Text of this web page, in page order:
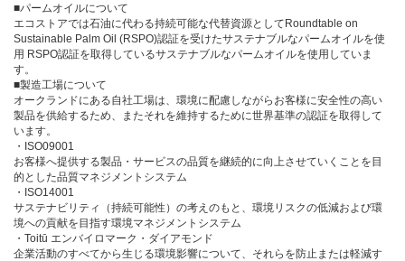
■パームオイルについて
エコストアでは石油に代わる持続可能な代替資源としてRoundtable on
Sustainable Palm Oil (RSPO)認証を受けたサステナブルなパームオイルを使
用 RSPO認証を取得しているサステナブルなパームオイルを使用していま
す。
■製造工場について
オークランドにある自社工場は、環境に配慮しながらお客様に安全性の高い
製品を供給するため、またそれを維持するために世界基準の認証を取得して
います。
・ISO09001
お客様へ提供する製品・サービスの品質を継続的に向上させていくことを目
的とした品質マネジメントシステム
・ISO14001
サステナビリティ（持続可能性）の考えのもと、環境リスクの低減および環
境への貢献を目指す環境マネジメントシステム
・Toitū エンバイロマーク・ダイアモンド
企業活動のすべてから生じる環境影響について、それらを防止または軽減す